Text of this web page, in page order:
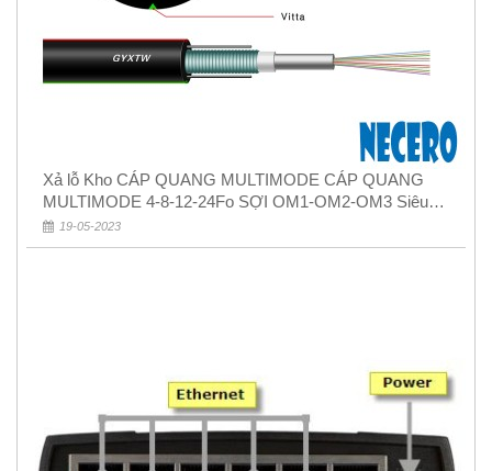
Xả lỗ Kho CÁP QUANG MULTIMODE CÁP QUANG
MULTIMODE 4-8-12-24Fo SỢI OM1-OM2-OM3 Siêu
Rẻ 5k
19-05-2023